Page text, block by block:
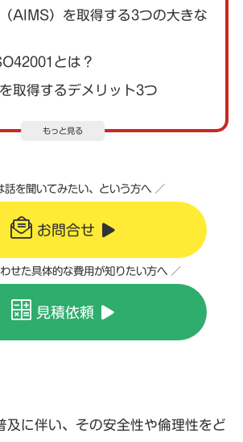
もっと見る
AIMS）を取得する3つの大きな
とは？
取得するデメリット3つ
話を聞いてみたい、という方へ ／
お問合せ
せた具体的な費用が知りたい方へ ／
見積依頼
及に伴い、その安全性や倫理性をど